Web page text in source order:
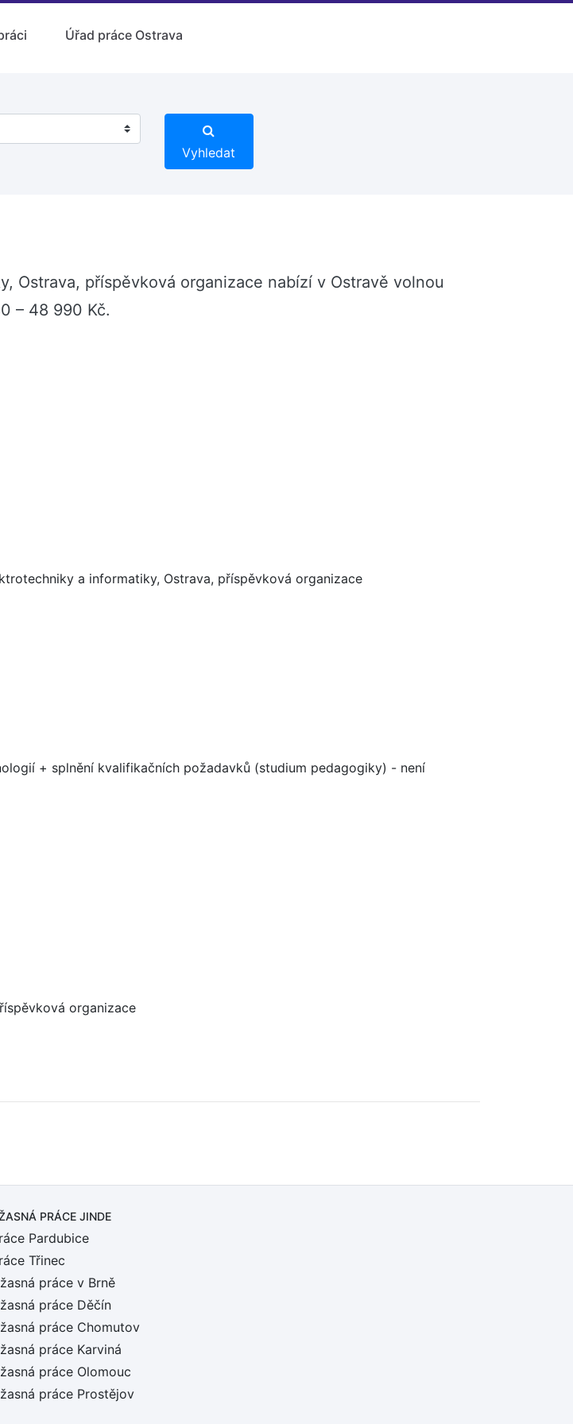
Úřad práce Ostrava
Vyhledat
Ostrava, příspěvková organizace nabízí v Ostravě volnou
– 48 990 Kč.
a informatiky, Ostrava, příspěvková organizace
+ splnění kvalifikačních požadavků (studium pedagogiky) - není
organizace
PRÁCE JINDE
Pardubice
Třinec
práce v Brně
práce Děčín
práce Chomutov
práce Karviná
práce Olomouc
práce Prostějov